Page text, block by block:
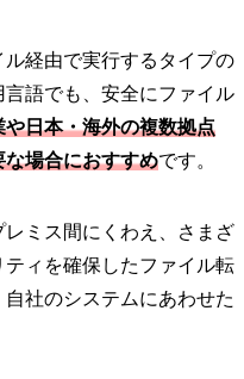
経由で実行するタイプの
語でも、安全にファイル
や日本・海外の複数拠点
場合におすすめです。
ミス間にくわえ、さまざ
ィを確保したファイル転
社のシステムにあわせた